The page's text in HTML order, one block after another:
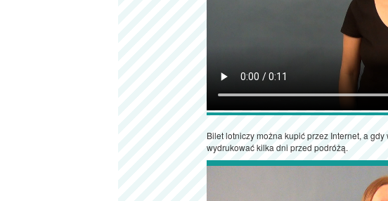
Bilet lotniczy można kupić przez Internet, a
wydrukować kilka dni przed podróżą.